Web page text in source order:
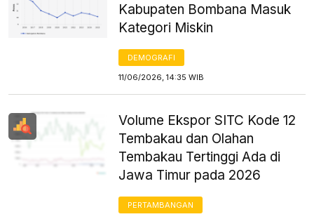
Kabupaten Bombana Masuk
Kategori Miskin
DEMOGRAFI
11/06/2026, 14:35 WIB
Volume Ekspor SITC Kode 12
Tembakau dan Olahan
Tembakau Tertinggi Ada di
Jawa Timur pada 2026
PERTAMBANGAN